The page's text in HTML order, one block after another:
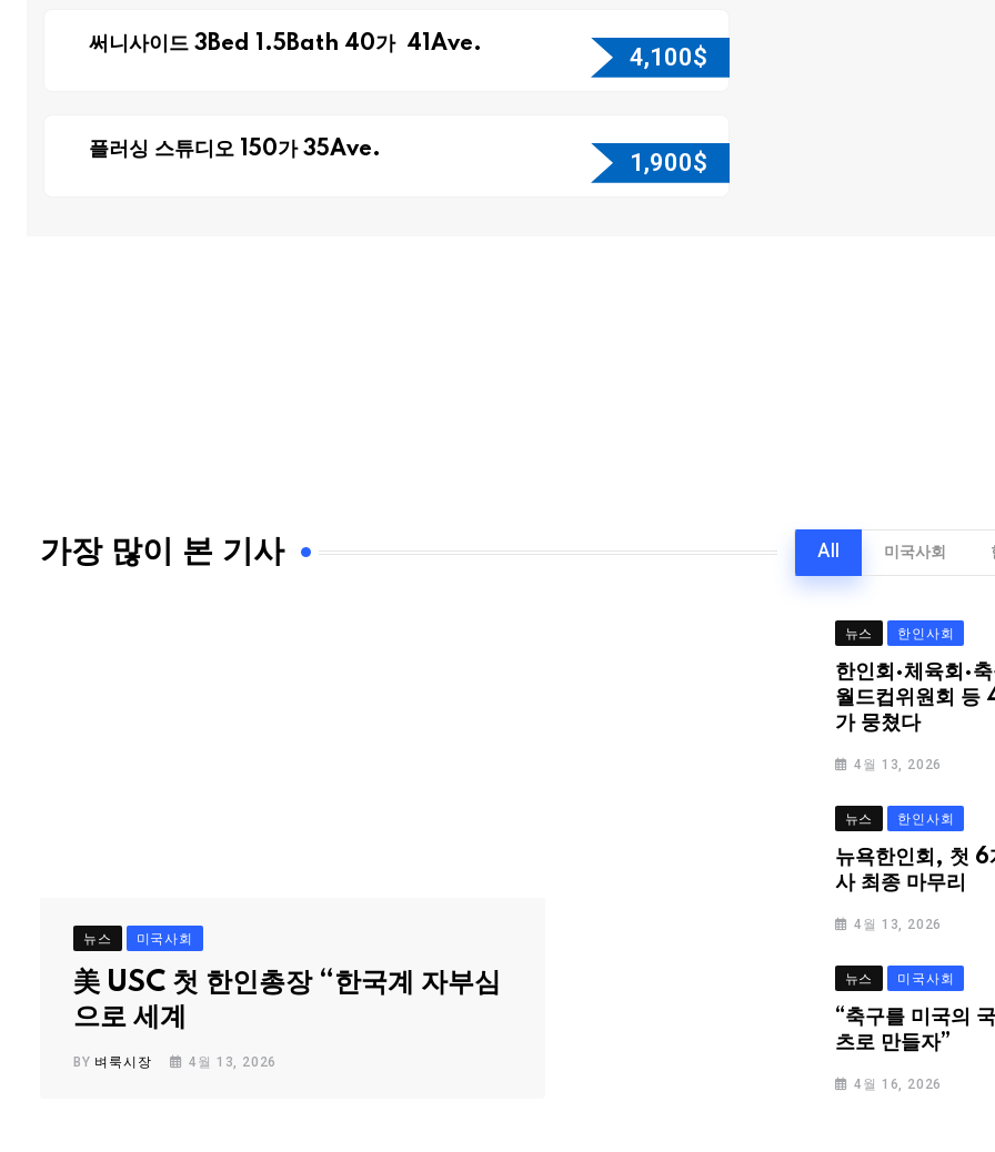
써니사이드 3Bed 1.5Bath 40가 41Ave. 4,100$
플러싱 스튜디오 150가 35Ave. 1,900$
가장 많이 본 기사 All 미국사회
뉴스 미국사회
美 USC 첫 한인총장 “한국계 자부심
으로 세계
BY 벼룩시장 4월 13, 2026
뉴스 한인사회
한인회·체육회·
월드컵위원회 등
가 뭉쳤다
4월 13, 2026
뉴스 한인사회
뉴욕한인회, 첫 6
사 최종 마무리
4월 13, 2026
뉴스 미국사회
“축구를 미국의
츠로 만들자”
4월 16, 2026